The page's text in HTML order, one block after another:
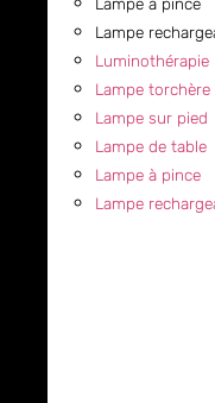
Lampe
Luminothérapie
Lampe torchère
Lampe sur pied
Lampe de table
Lampe à pince
Lampe